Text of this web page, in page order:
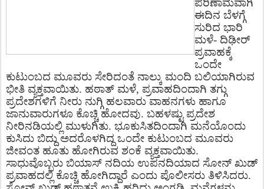
ಪರಿಣಾಮವಾಗಿ
ಈದಿನ ಬೆಳಗ್ಗೆ
ಸುರಿದ ಭಾರಿ
ಮಳೆ- ದಿಢೀರ್
ಪ್ರವಾಹಕ್ಕೆ
ಒಂದೇ
ಕುಟುಂಬದ ಮೂವರು ಸೇರಿದಂತೆ ನಾಲ್ಕು ಮಂದಿ ಬಲಿಯಾಗಿರುವ
ಭೀತಿ ವ್ಯಕ್ತವಾಯಿತು. ಹಠಾತ್ ಮಳೆ, ಪ್ರವಾಹದಿಂದಾಗಿ ತಗ್ಗು
ಪ್ರದೇಶಗಳಿಗೆ ನೀರು ನುಗ್ಗಿ ಹಲವಾರು ವಾಹನಗಳು ಹಾಗೂ
ಜಾನುವಾರುಗಳೂ ಕೊಚ್ಚಿ ಹೋದವು. ಬಹಳಷ್ಟು ಪ್ರದೇಶ
ನೀರಿನಡಿಯಲ್ಲಿ ಮುಳುಗಿತು. ಭೂಕುಸಿತದಿಂದಾಗಿ ಮನೆಯೊಂದು
ಕುಸಿದು ಬಿದ್ದು ಅದರೊಳಗಿದ್ದ ಒಂದೇ ಕುಟುಂಬದ ಮೂವರು
ಜೀವಂತ ಹೂತು ಹೋಗಿರುವ ಶಂಕೆ ವ್ಯಕ್ತವಾಯಿತು.
ಸಾಧುವೊಬ್ಬರು ಬಿಯಾಸ್ ನದಿಯ ಉಪನದಿಯಾದ ಸೋನ್ ಖುಡ್
ಪ್ರವಾಹದಲ್ಲಿ ಕೊಚ್ಚಿ ಹೋಗಿದ್ದಾರೆ ಎಂದು ಪೊಲೀಸರು ತಿಳಿಸಿದರು.